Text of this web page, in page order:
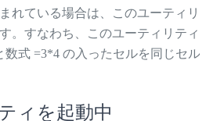
れている場合は、このユーティリ
。すなわち、このユーティリティ
数式 =3*4 の入ったセルを同じセル
ィを起動中